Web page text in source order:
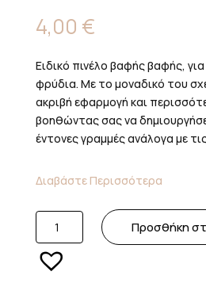
4,00 €
Ειδικό πινέλο βαφής βαφής,
φρύδια. Με το μοναδικό του
ακριβή εφαρμογή και
βοηθώντας σας να
έντονες γραμμές ανάλογα με
Διαβάστε Περισσότερα
Πινέλο
Brow
Lashes
Προσθήκη